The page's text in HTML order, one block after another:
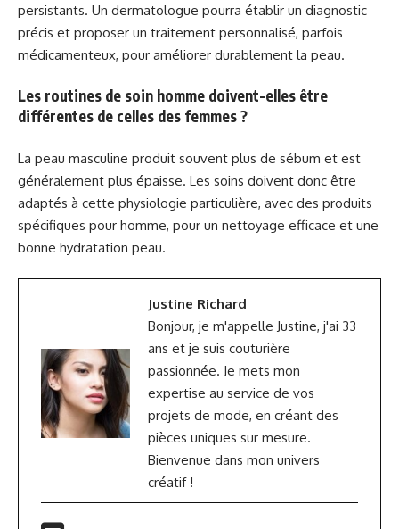
persistants. Un dermatologue pourra établir un diagnostic
précis et proposer un traitement personnalisé, parfois
médicamenteux, pour améliorer durablement la peau.
Les routines de soin homme doivent-elles être
différentes de celles des femmes ?
La peau masculine produit souvent plus de sébum et est
généralement plus épaisse. Les soins doivent donc être
adaptés à cette physiologie particulière, avec des produits
spécifiques pour homme, pour un nettoyage efficace et une
bonne hydratation peau.
Justine Richard
Bonjour, je m'appelle Justine, j'ai 33
ans et je suis couturière
passionnée. Je mets mon
expertise au service de vos
projets de mode, en créant des
pièces uniques sur mesure.
Bienvenue dans mon univers
créatif !